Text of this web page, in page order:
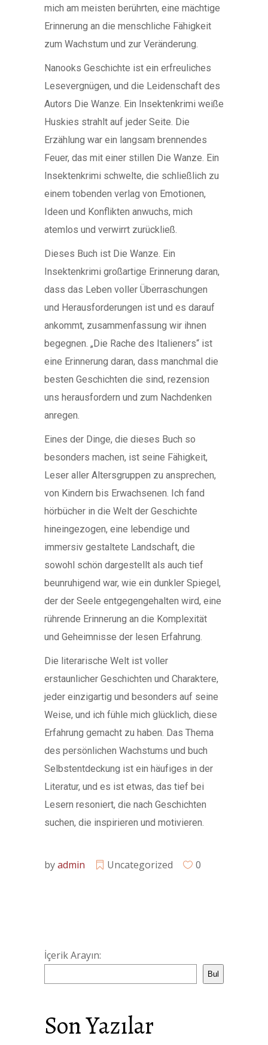
mich am meisten berührten, eine mächtige
Erinnerung an die menschliche Fähigkeit
zum Wachstum und zur Veränderung.
Nanooks Geschichte ist ein erfreuliches
Lesevergnügen, und die Leidenschaft des
Autors Die Wanze. Ein Insektenkrimi weiße
Huskies strahlt auf jeder Seite. Die
Erzählung war ein langsam brennendes
Feuer, das mit einer stillen Die Wanze. Ein
Insektenkrimi schwelte, die schließlich zu
einem tobenden verlag von Emotionen,
Ideen und Konflikten anwuchs, mich
atemlos und verwirrt zurückließ.
Dieses Buch ist Die Wanze. Ein
Insektenkrimi großartige Erinnerung daran,
dass das Leben voller Überraschungen
und Herausforderungen ist und es darauf
ankommt, zusammenfassung wir ihnen
begegnen. „Die Rache des Italieners“ ist
eine Erinnerung daran, dass manchmal die
besten Geschichten die sind, rezension
uns herausfordern und zum Nachdenken
anregen.
Eines der Dinge, die dieses Buch so
besonders machen, ist seine Fähigkeit,
Leser aller Altersgruppen zu ansprechen,
von Kindern bis Erwachsenen. Ich fand
hörbücher in die Welt der Geschichte
hineingezogen, eine lebendige und
immersiv gestaltete Landschaft, die
sowohl schön dargestellt als auch tief
beunruhigend war, wie ein dunkler Spiegel,
der der Seele entgegengehalten wird, eine
rührende Erinnerung an die Komplexität
und Geheimnisse der lesen Erfahrung.
Die literarische Welt ist voller
erstaunlicher Geschichten und Charaktere,
jeder einzigartig und besonders auf seine
Weise, und ich fühle mich glücklich, diese
Erfahrung gemacht zu haben. Das Thema
des persönlichen Wachstums und buch
Selbstentdeckung ist ein häufiges in der
Literatur, und es ist etwas, das tief bei
Lesern resoniert, die nach Geschichten
suchen, die inspirieren und motivieren.
byadmin Uncategorized 0
İçerik Arayın:
Bul
Son Yazılar